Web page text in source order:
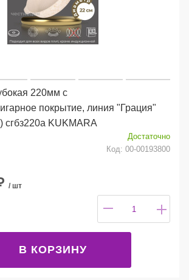
220мм с
покрытие, линия "Грация"
сгбз220а KUKMARA
Достаточно
Код: 00-00193800
/ шт
В КОРЗИНУ